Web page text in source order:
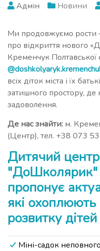
Адмін
Новини
Ми продовжуємо рости
про відкриття нового
Кременчук Полтавської
всіх діток міста і їх
затишного простору,
задоволення.
Де нас знайти: м.
(Центр), тел. +38 073
Дитячий
"ДоШколярик"
пропонує
які
розвитку дітей
Міні-садок